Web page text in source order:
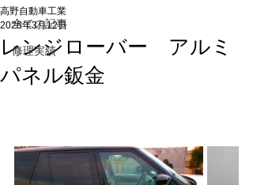
全ての記事
修理実績
レンジローバー アルミ
パネル鈑金
高野自動車工業
2025年3月12日